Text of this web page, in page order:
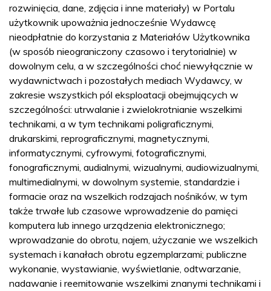
rozwinięcia, dane, zdjęcia i inne materiały) w Portalu
użytkownik upoważnia jednocześnie Wydawcę
nieodpłatnie do korzystania z Materiałów Użytkownika
(w sposób nieograniczony czasowo i terytorialnie) w
dowolnym celu, a w szczególności choć niewyłącznie w
wydawnictwach i pozostałych mediach Wydawcy, w
zakresie wszystkich pól eksploatacji obejmujących w
szczególności: utrwalanie i zwielokrotnianie wszelkimi
technikami, a w tym technikami poligraficznymi,
drukarskimi, reprograficznymi, magnetycznymi,
informatycznymi, cyfrowymi, fotograficznymi,
fonograficznymi, audialnymi, wizualnymi, audiowizualnymi,
multimedialnymi, w dowolnym systemie, standardzie i
formacie oraz na wszelkich rodzajach nośników, w tym
także trwałe lub czasowe wprowadzenie do pamięci
komputera lub innego urządzenia elektronicznego;
wprowadzanie do obrotu, najem, użyczanie we wszelkich
systemach i kanałach obrotu egzemplarzami; publiczne
wykonanie, wystawianie, wyświetlanie, odtwarzanie,
nadawanie i reemitowanie wszelkimi znanymi technikami i